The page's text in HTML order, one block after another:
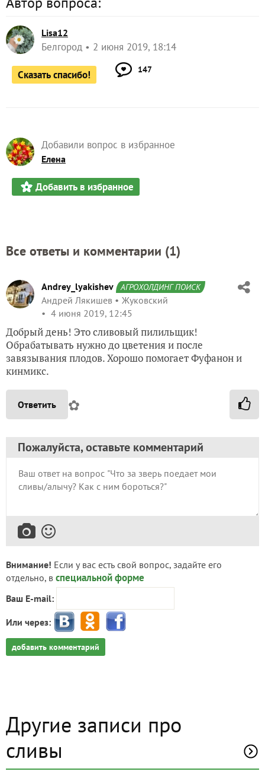
Lisa12
Белгород 2 июня 2019, 18:14
Сказать спасибо! 147
Добавили вопрос в избранное
Елена
Добавить в избранное
Все ответы и комментарии (1)
Andrey_lyakishev АГРОХОЛДИНГ ПОИСК
Андрей Лякишев
Жуковский
4 июня 2019, 12:45
Добрый день! Это сливовый пилильщик!
Обрабатывать нужно до цветения и после
завязывания плодов. Хорошо помогает Фуфанон и
кинмикс.
Ответить ✿
Пожалуйста, оставьте комментарий
Внимание! Если у вас есть свой вопрос, задайте его
отдельно, в специальной форме
Ваш E-mail:
Или через:
добавить комментарий
Другие записи про
сливы